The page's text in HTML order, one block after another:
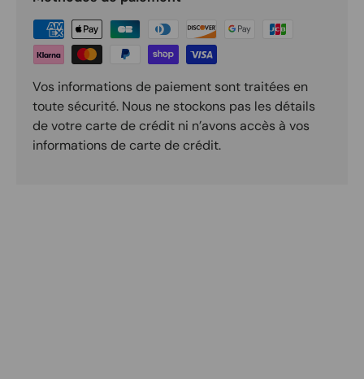
Vos informations de paiement sont traitées en
toute sécurité. Nous ne stockons pas les détails
de votre carte de crédit ni n’avons accès à vos
informations de carte de crédit.